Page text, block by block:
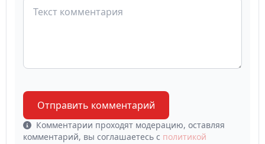
Отправить комментарий
Комментарии проходят модерацию, оставляя
комментарий, вы соглашаетесь с политикой